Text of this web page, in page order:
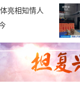
亮相知情人